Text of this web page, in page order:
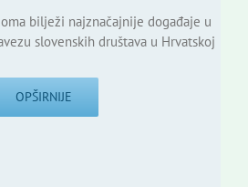
bilježi najznačajnije događaje u
slovenskih društava u Hrvatskoj
OPŠIRNIJE